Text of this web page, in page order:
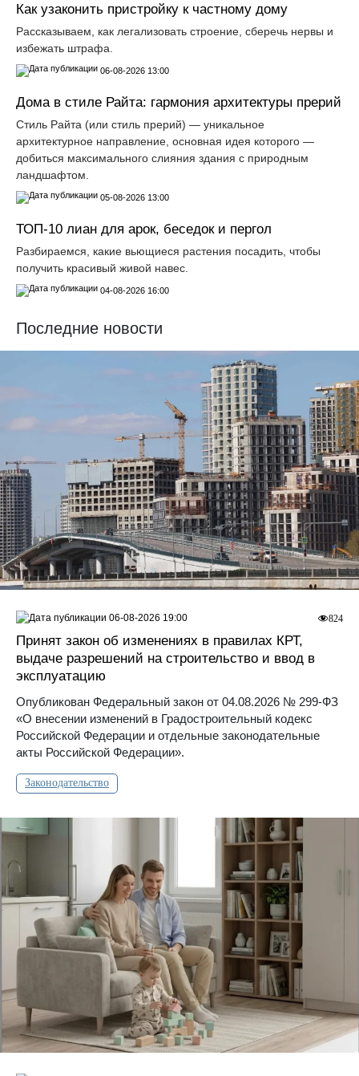
Как узаконить пристройку к частному дому
Рассказываем, как легализовать строение, сберечь нервы и
избежать штрафа.
06-08-2026 13:00
Дома в стиле Райта: гармония архитектуры прерий
Стиль Райта (или стиль прерий) — уникальное
архитектурное направление, основная идея которого —
добиться максимального слияния здания с природным
ландшафтом.
05-08-2026 13:00
ТОП-10 лиан для арок, беседок и пергол
Разбираемся, какие вьющиеся растения посадить, чтобы
получить красивый живой навес.
04-08-2026 16:00
Последние новости
Принят закон об изменениях в правилах КРТ,
выдаче разрешений на строительство и ввод в
эксплуатацию
Опубликован Федеральный закон от 04.08.2026 № 299-ФЗ
«О внесении изменений в Градостроительный кодекс
Российской Федерации и отдельные законодательные
акты Российской Федерации».
Законодательство
824
06-08-2026 19:00